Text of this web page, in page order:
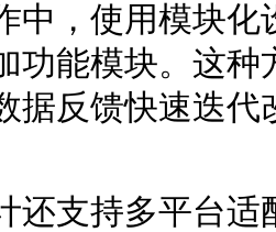
，使用模块化
功能模块。这
据反馈快速迭代
支持多平台适